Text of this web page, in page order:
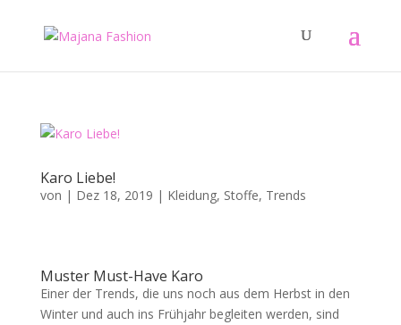
Karo Liebe!
von | Dez 18, 2019 | Kleidung, Stoffe, Trends
Muster Must-Have Karo
Einer der Trends, die uns noch aus dem Herbst in den
Winter und auch ins Frühjahr begleiten werden, sind